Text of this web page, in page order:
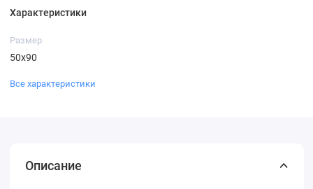
Характеристики
Размер
50х90
Все характеристики
Описание